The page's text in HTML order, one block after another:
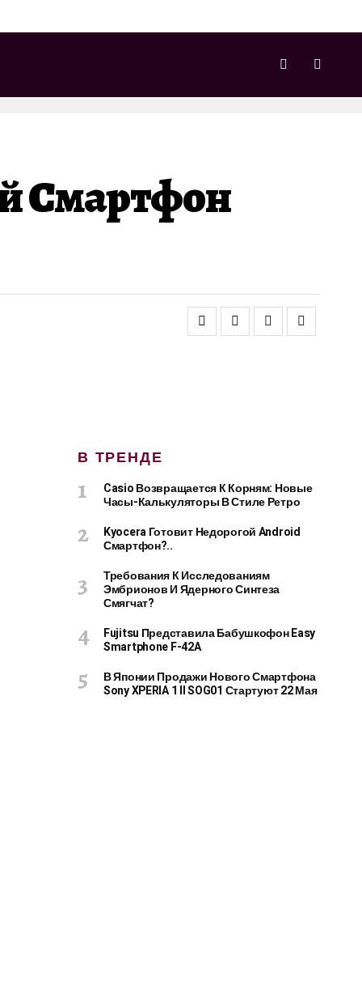
Смартфон
В ТРЕНДЕ
Casio Возвращается К Корням: Новые
Часы-Калькуляторы В Стиле Ретро
Kyocera Готовит Недорогой Android
Смартфон?..
Требования К Исследованиям
Эмбрионов И Ядерного Синтеза
Смягчат?
Fujitsu Представила Бабушкофон Easy
Smartphone F-42A
В Японии Продажи Нового Смартфона
Sony XPERIA 1 II SOG01 Стартуют 22 Мая